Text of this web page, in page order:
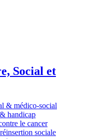
Social et
& médico-social
handicap
le cancer
sociale